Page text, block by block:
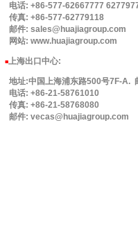
电话: +86-577-62667777
传真: +86-577-62779118
邮件: sales@huajiagroup.com
网站: www.huajiagroup.com
■上海出口中心:
地址:中国上海浦东路500号7F-A.
电话: +86-21-58761010
传真: +86-21-58768080
邮件: vecas@huajiagroup.com